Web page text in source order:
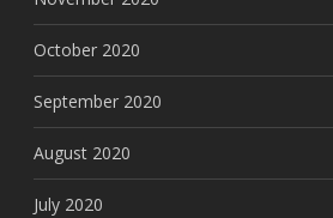
October 2020
September 2020
August 2020
July 2020